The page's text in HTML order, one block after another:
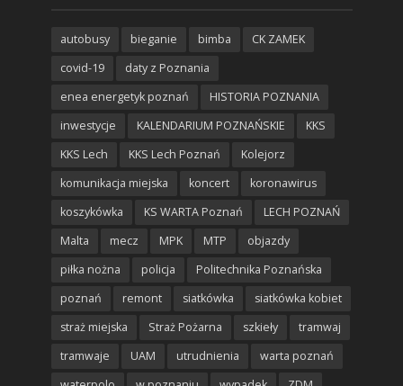
autobusy bieganie bimba
CK ZAMEK
covid-19
daty z Poznania
enea energetyk poznań
HISTORIA POZNANIA
inwestycje
KALENDARIUM POZNAŃSKIE
KKS
KKS Lech
KKS Lech Poznań
Kolejorz
komunikacja miejska
koncert
koronawirus
koszykówka
KS WARTA Poznań
LECH POZNAŃ
Malta
mecz MPK MTP
objazdy
piłka nożna
policja
Politechnika Poznańska
poznań
remont siatkówka
siatkówka kobiet
straż miejska
Straż Pożarna szkieły
tramwaj
tramwaje
UAM utrudnienia
warta poznań